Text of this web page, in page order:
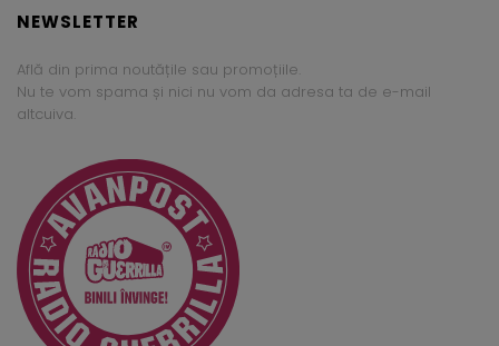
NEWSLETTER
Află din prima noutățile sau promoțiile.
Nu te vom spama și nici nu vom da adresa ta de e-mail
altcuiva.